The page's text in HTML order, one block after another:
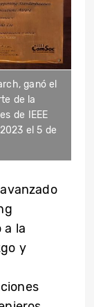
ganó el
de la
de IEEE
el 5 de
a la
y